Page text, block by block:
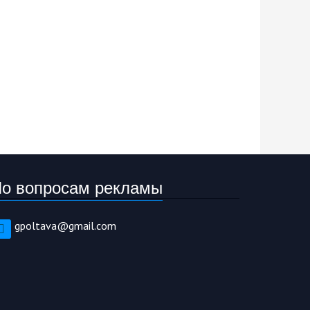
вопросам рекламы
gpoltava@gmail.com